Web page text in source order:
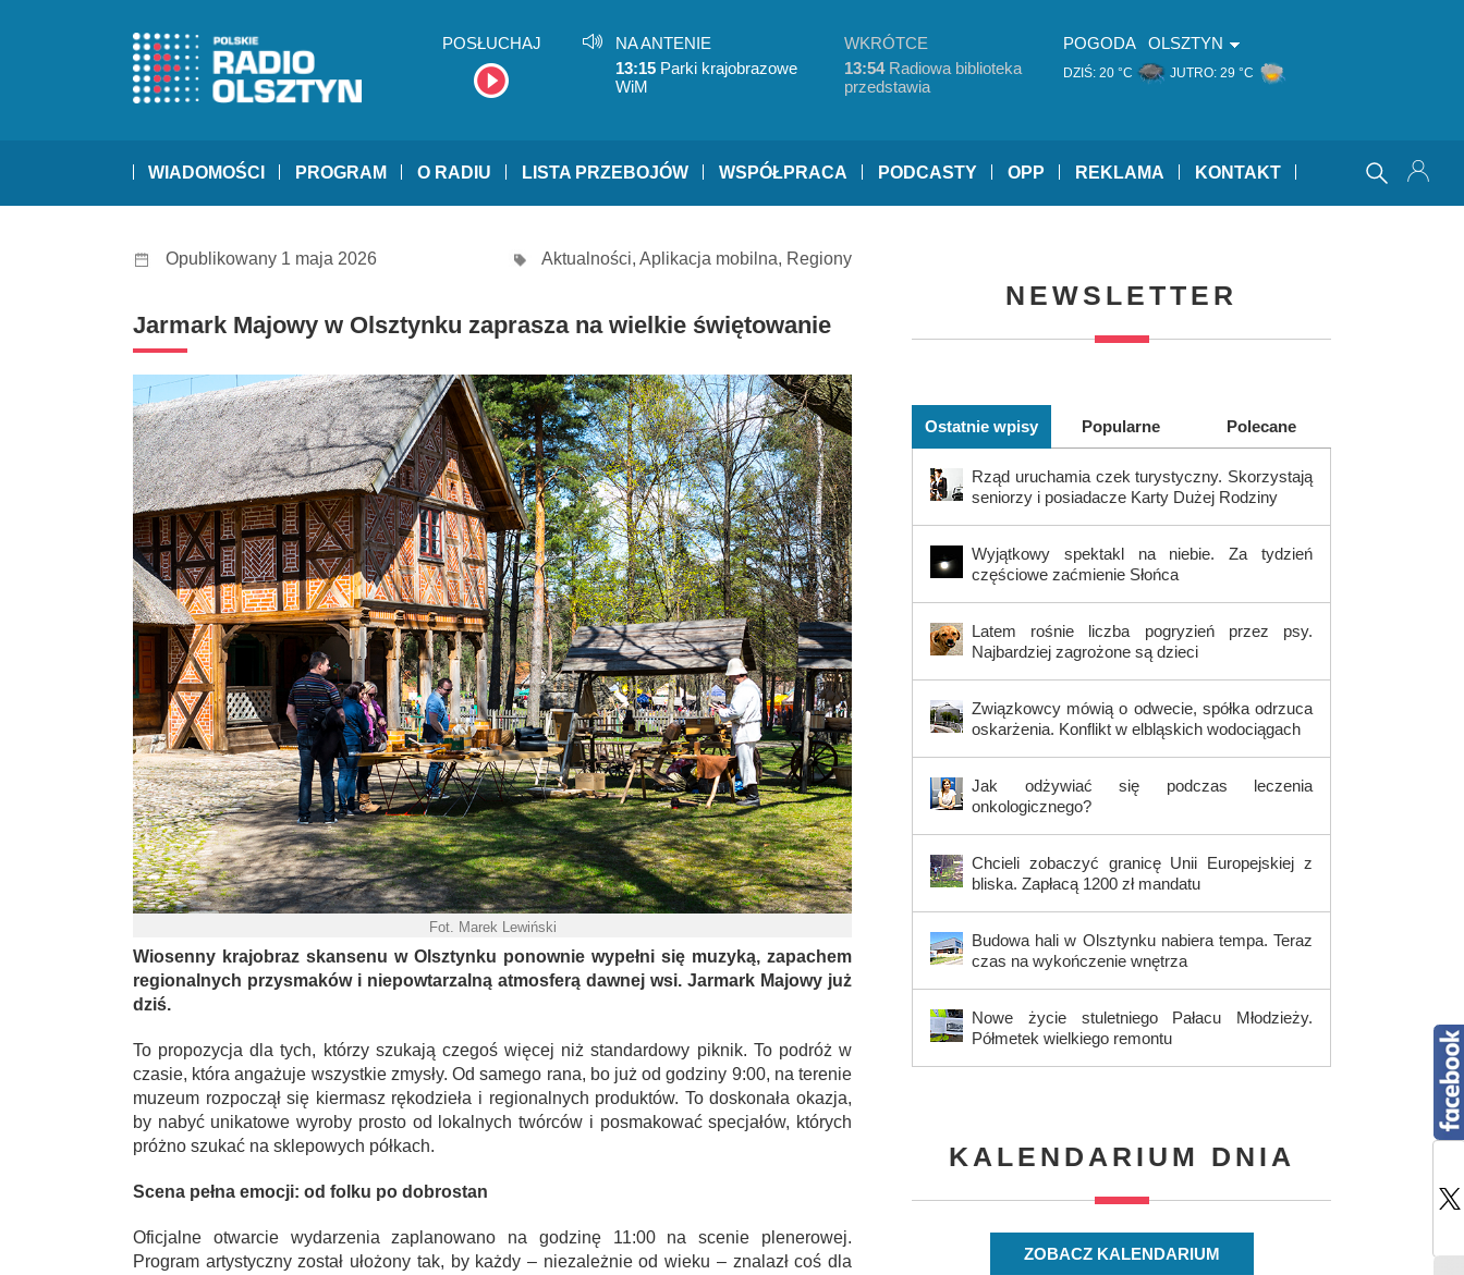
POSŁUCHAJ
NA ANTENIE
13:15 Parki krajobrazowe
WiM
WKRÓTCE
13:54Radiowa biblioteka
przedstawia
POGODA OLSZTYN
DZIŚ: 20 °C JUTRO: 29 °C
WIADOMOŚCI PROGRAM O RADIU LISTA PRZEBOJÓW WSPÓŁPRACA PODCASTY OPP REKLAMA KONTAKT
Opublikowany 1 maja 2026 Aktualności, Aplikacja mobilna, Regiony
Jarmark Majowy w Olsztynku zaprasza na wielkie świętowanie
Fot. Marek Lewiński
Wiosenny krajobraz skansenu w Olsztynku ponownie wypełni się muzyką, zapachem
regionalnych przysmaków i niepowtarzalną atmosferą dawnej wsi. Jarmark Majowy już
dziś.
To propozycja dla tych, którzy szukają czegoś więcej niż standardowy piknik. To podróż w
czasie, która angażuje wszystkie zmysły. Od samego rana, bo już od godziny 9:00, na terenie
muzeum rozpoczął się kiermasz rękodzieła i regionalnych produktów. To doskonała okazja,
by nabyć unikatowe wyroby prosto od lokalnych twórców i posmakować specjałów, których
próżno szukać na sklepowych półkach.
Scena pełna emocji: od folku po dobrostan
Oficjalne otwarcie wydarzenia zaplanowano na godzinę 11:00 na scenie plenerowej.
Program artystyczny został ułożony tak, by każdy – niezależnie od wieku – znalazł coś dla
NEWSLETTER
Ostatnie wpisy Popularne Polecane
Rząd uruchamia czek turystyczny. Skorzystają
seniorzy i posiadacze Karty Dużej Rodziny
Wyjątkowy spektakl na niebie. Za tydzień
częściowe zaćmienie Słońca
Latem rośnie liczba pogryzień przez psy.
Najbardziej zagrożone są dzieci
Związkowcy mówią o odwecie, spółka odrzuca
oskarżenia. Konflikt w elbląskich wodociągach
Jak odżywiać się podczas leczenia
onkologicznego?
Chcieli zobaczyć granicę Unii Europejskiej z
bliska. Zapłacą 1200 zł mandatu
Budowa hali w Olsztynku nabiera tempa. Teraz
czas na wykończenie wnętrza
Nowe życie stuletniego Pałacu Młodzieży.
Półmetek wielkiego remontu
KALENDARIUM DNIA
ZOBACZ KALENDARIUM